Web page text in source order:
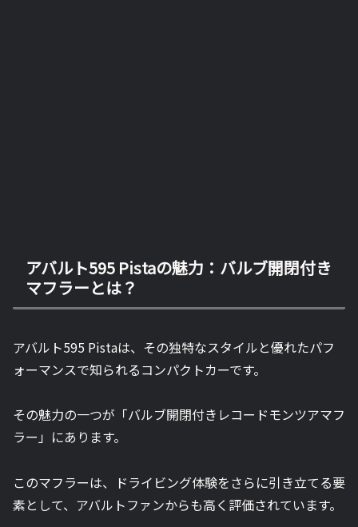
アバルト595 Pistaの魅力：バルブ開閉付き
マフラーとは？
アバルト595 Pistaは、その独特なスタイルと優れたパフ
ォーマンスで知られるコンパクトカーです。
その魅力の一つが「バルブ開閉付きレコードモンツアマフ
ラー」にあります。
このマフラーは、ドライビング体験をさらに引き立てる要
素として、アバルトファンからも高く評価されています。